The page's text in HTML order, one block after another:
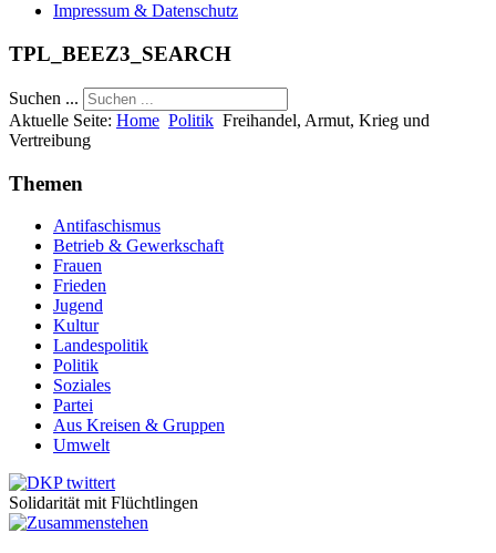
Impressum & Datenschutz
TPL_BEEZ3_SEARCH
Suchen ...
Aktuelle Seite: Home Politik Freihandel, Armut, Krieg und
Vertreibung
Themen
Antifaschismus
Betrieb & Gewerkschaft
Frauen
Frieden
Jugend
Kultur
Landespolitik
Politik
Soziales
Partei
Aus Kreisen & Gruppen
Umwelt
Solidarität mit Flüchtlingen